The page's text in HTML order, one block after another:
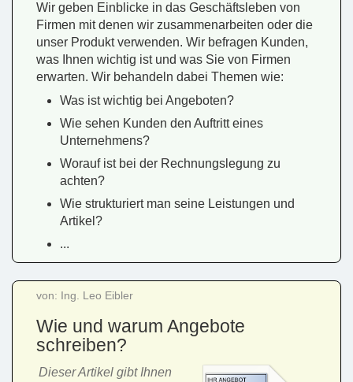
Wir geben Einblicke in das Geschäftsleben von
Firmen mit denen wir zusammenarbeiten oder die
unser Produkt verwenden. Wir befragen Kunden,
was Ihnen wichtig ist und was Sie von Firmen
erwarten. Wir behandeln dabei Themen wie:
Was ist wichtig bei Angeboten?
Wie sehen Kunden den Auftritt eines
Unternehmens?
Worauf ist bei der Rechnungslegung zu
achten?
Wie strukturiert man seine Leistungen und
Artikel?
...
von: Ing. Leo Eibler
Wie und warum Angebote
schreiben?
Dieser Artikel gibt Ihnen